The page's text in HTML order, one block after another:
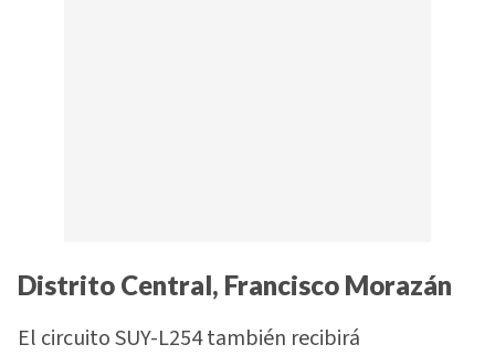
Distrito Central, Francisco Morazán
El circuito SUY-L254 también recibirá